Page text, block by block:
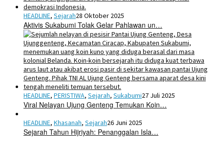
HEADLINE, Sejarah28 Oktober 2025
Aktivis Sukabumi Tolak Gelar Pahlawan un…
HEADLINE, PERISTIWA, Sejarah, Sukabumi27 Juli 2025
Viral Nelayan Ujung Genteng Temukan Koin…
HEADLINE, Khasanah, Sejarah26 Juni 2025
Sejarah Tahun Hijriyah: Penanggalan Isla…